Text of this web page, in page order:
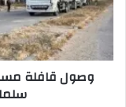
من
سلمان
للإغاثةوصول قافلة